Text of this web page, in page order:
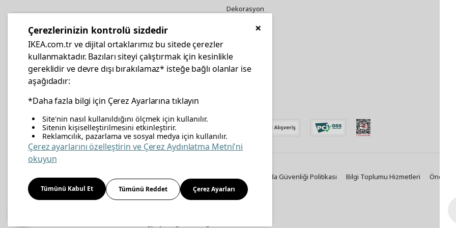
İş yeri mobilya ve aksesuar
alışverişleriniz IKEA Kurumsal Kart
ile daha hesaplı.
Dekorasyon
Züccaciye
facebooktwitterinstagrampinterestyoutubelinkedin
Enerji Politikası Bilgi Güvenliği Politikası Kalite Politikası Gıda Güvenliği Politikası Bilgi Toplumu Hizmetleri Önemli
Kişisel Verilerin Korunması
Çerez Politikası
×
Çerezlerinizin kontrolü sizdedir
IKEA.com.tr ve dijital ortaklarımız bu sitede çerezler
kullanmaktadır. Bazıları siteyi çalıştırmak için kesinlikle
gereklidir ve devre dışı bırakılamaz* isteğe bağlı olanlar ise
aşağıdadır:
*Daha fazla bilgi için Çerez Ayarlarına tıklayın
Site'nin nasıl kullanıldığını ölçmek için kullanılır.
Sitenin kişiselleştirilmesini etkinleştirir.
Reklamcılık, pazarlama ve sosyal medya için kullanılır.
Çerez ayarlarını özelleştirin ve Çerez Aydınlatma Metni'ni
okuyun
Tümünü Kabul Et Tümünü Reddet Çerez Ayarları